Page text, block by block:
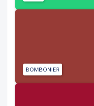
BOMBONIER